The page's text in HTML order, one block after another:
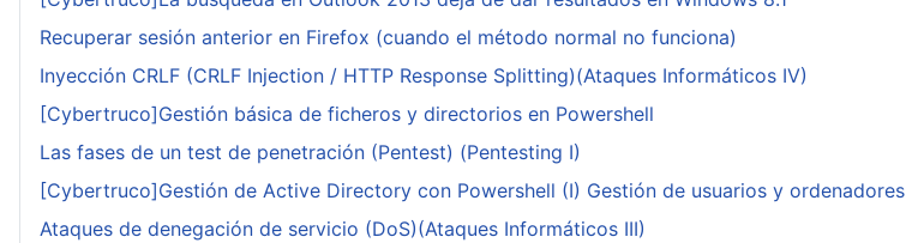
Recuperar sesión anterior en Firefox (cuando el método normal no funciona)
Inyección CRLF (CRLF Injection / HTTP Response Splitting)(Ataques Informáticos IV)
[Cybertruco]Gestión básica de ficheros y directorios en Powershell
Las fases de un test de penetración (Pentest) (Pentesting I)
[Cybertruco]Gestión de Active Directory con Powershell (I) Gestión de usuarios y ordenadores
Ataques de denegación de servicio (DoS)(Ataques Informáticos III)